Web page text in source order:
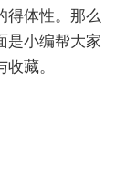
得体性。那么
是小编帮大家
藏。